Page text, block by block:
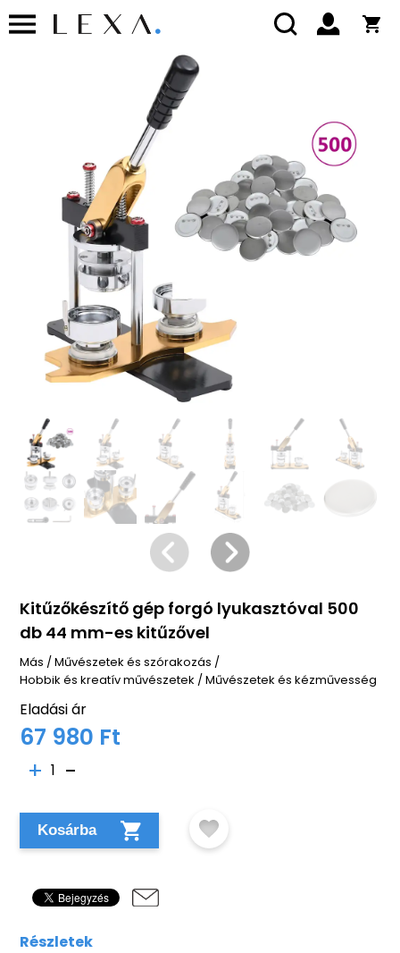
Kitűzőkészítő gép forgó lyukasztóval 500
db 44 mm-es kitűzővel
Más /Művészetek és szórakozás /
Hobbik és kreatív művészetek /Művészetek és kézművesség
Eladási ár
67 980 Ft
1
Kosárba
Részletek